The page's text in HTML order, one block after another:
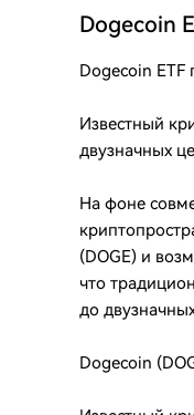
Dogecoin
Dogecoin ETF
Известный
двузначных
На фоне
(DOGE) и
что
до
Dogecoin